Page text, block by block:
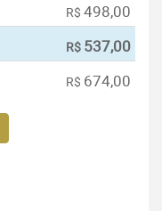
R$ 498,00
R$ 537,00
R$ 674,00